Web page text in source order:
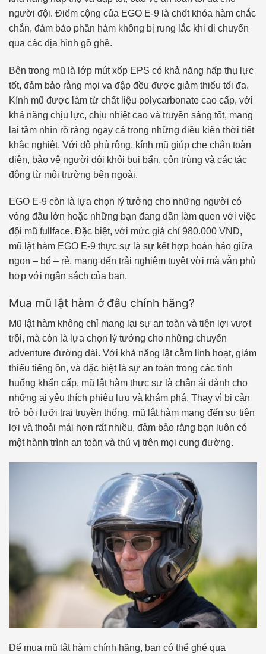
người đội. Điểm cộng của EGO E-9 là chốt khóa hàm chắc
chắn, đảm bảo phần hàm không bị rung lắc khi di chuyển
qua các địa hình gồ ghề.
Bên trong mũ là lớp mút xốp EPS có khả năng hấp thụ lực
tốt, đảm bảo rằng mọi va đập đều được giảm thiểu tối đa.
Kính mũ được làm từ chất liệu polycarbonate cao cấp, với
khả năng chịu lực, chịu nhiệt cao và truyền sáng tốt, mang
lại tầm nhìn rõ ràng ngay cả trong những điều kiện thời tiết
khắc nghiệt. Với độ phủ rộng, kính mũ giúp che chắn toàn
diện, bảo vệ người đội khỏi bụi bẩn, côn trùng và các tác
động từ môi trường bên ngoài.
EGO E-9 còn là lựa chọn lý tưởng cho những người có
vòng đầu lớn hoặc những bạn đang dần làm quen với việc
đội mũ fullface. Đặc biệt, với mức giá chỉ 980.000 VND,
mũ lật hàm EGO E-9 thực sự là sự kết hợp hoàn hảo giữa
ngon – bổ – rẻ, mang đến trải nghiệm tuyệt vời mà vẫn phù
hợp với ngân sách của bạn.
Mua mũ lật hàm ở đâu chính hãng?
Mũ lật hàm không chỉ mang lại sự an toàn và tiện lợi vượt
trội, mà còn là lựa chọn lý tưởng cho những chuyến
adventure đường dài. Với khả năng lật cằm linh hoạt, giảm
thiểu tiếng ồn, và đặc biệt là sự an toàn trong các tình
huống khẩn cấp, mũ lật hàm thực sự là chân ái dành cho
những ai yêu thích phiêu lưu và khám phá. Thay vì bị cản
trở bởi lưỡi trai truyền thống, mũ lật hàm mang đến sự tiện
lợi và thoải mái hơn rất nhiều, đảm bảo rằng bạn luôn có
một hành trình an toàn và thú vị trên mọi cung đường.
Để mua mũ lật hàm chính hãng, bạn có thể ghé qua